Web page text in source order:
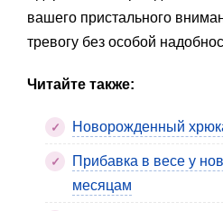
вашего пристального
тревогу без особой
Читайте также:
Новорожденный
Прибавка в весе у
месяцам